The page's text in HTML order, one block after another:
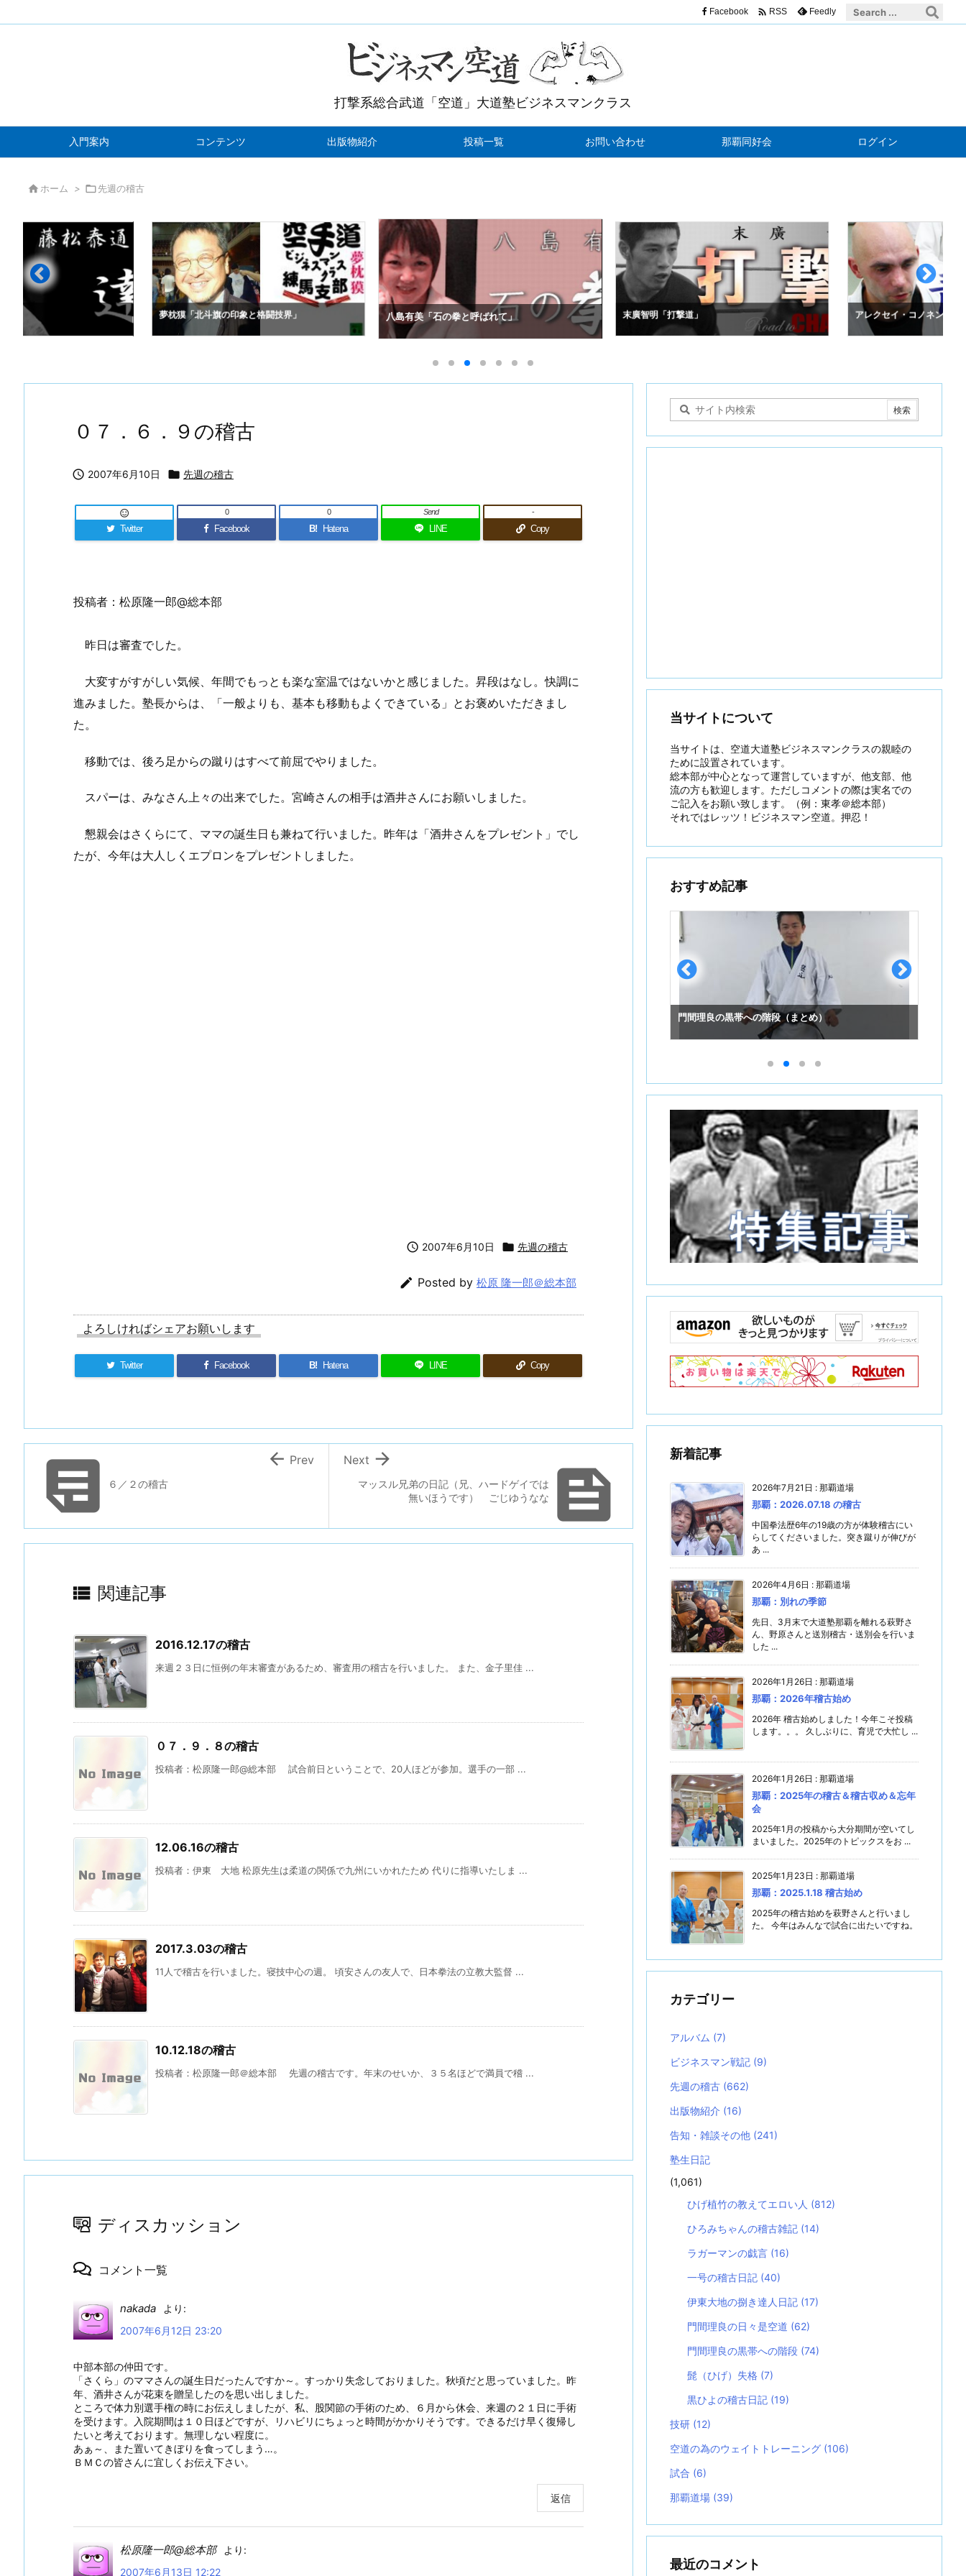
打撃系総合武道「空道」大道塾ビジネスマンクラス
入門案内 コンテンツ 出版物紹介 投稿一覧 お問い合わせ 那覇同好会 ログイン
Facebook  RSS Feedly
 ホーム > 先週の稽古
夢枕獏「北斗旗の印象と格闘技界」 八島有美「石の拳と呼ばれて」 末廣智明「打撃道」 アレクセイ・コノネンコ「
０７．６．９の稽古
 2007年6月10日  先週の稽古
Twitter

Facebook
0
B! Hatena
0
LINE
Send
Copy
-
投稿者：松原隆一郎@総本部
昨日は審査でした。
大変すがすがしい気候、年間でもっとも楽な室温ではないかと感じました。昇段はなし。快調に
進みました。塾長からは、「一般よりも、基本も移動もよくできている」とお褒めいただきまし
た。
移動では、後ろ足からの蹴りはすべて前屈でやりました。
スパーは、みなさん上々の出来でした。宮崎さんの相手は酒井さんにお願いしました。
懇親会はさくらにて、ママの誕生日も兼ねて行いました。昨年は「酒井さんをプレゼント」でし
たが、今年は大人しくエプロンをプレゼントしました。
 2007年6月10日  先週の稽古
 Posted by 松原 隆一郎＠総本部
よろしければシェアお願いします
Twitter Facebook B! Hatena LINE Copy

マッスル兄弟の日記（兄、ハードゲイでは
無いほうです） ごじゆうなな

Next
 ６／２の稽古
 Prev
 関連記事
2016.12.17の稽古
来週２３日に恒例の年末審査があるため、審査用の稽古を行いました。 また、金子里佳 ...
０７．９．８の稽古
投稿者：松原隆一郎@総本部 試合前日ということで、20人ほどが参加。選手の一部 ...
12.06.16の稽古
投稿者：伊東 大地 松原先生は柔道の関係で九州にいかれたため 代りに指導いたしま ...
2017.3.03の稽古
11人で稽古を行いました。寝技中心の週。 頃安さんの友人で、日本拳法の立教大監督 ...
10.12.18の稽古
投稿者：松原隆一郎＠総本部 先週の稽古です。年末のせいか、３５名ほどで満員で稽 ...
ディスカッション
コメント一覧
nakada
より:
2007年6月12日 23:20
中部本部の仲田です。
「さくら」のママさんの誕生日だったんですか～。すっかり失念しておりました。秋頃だと思っていました。昨
年、酒井さんが花束を贈呈したのを思い出しました。
ところで体力別選手権の時にお伝えしましたが、私、股関節の手術のため、６月から休会、来週の２１日に手術
を受けます。入院期間は１０日ほどですが、リハビリにちょっと時間がかかりそうです。できるだけ早く復帰し
たいと考えております。無理しない程度に。
あぁ～、また置いてきぼりを食ってしまう…。
ＢＭＣの皆さんに宜しくお伝え下さい。
返信
松原隆一郎@総本部
より:
2007年6月13日 12:22
当サイトについて
当サイトは、空道大道塾ビジネスマンクラスの親睦の
ために設置されています。
総本部が中心となって運営していますが、他支部、他
流の方も歓迎します。ただしコメントの際は実名での
ご記入をお願い致します。（例：東孝＠総本部）
それではレッツ！ビジネスマン空道。押忍！
おすすめ記事
門間理良の黒帯への階段（まとめ）
新着記事
2026年7月21日 : 那覇道場
那覇：2026.07.18 の稽古
中国拳法歴6年の19歳の方が体験稽古にい
らしてくださいました。突き蹴りが伸びが
あ ...
2026年4月6日 : 那覇道場
那覇：別れの季節
先日、3月末で大道塾那覇を離れる萩野さ
ん、野原さんと送別稽古・送別会を行いま
した ...
2026年1月26日 : 那覇道場
那覇：2026年稽古始め
2026年 稽古始めしました！今年こそ投稿
します。。。 久しぶりに、育児で大忙し ...
2026年1月26日 : 那覇道場
那覇：2025年の稽古＆稽古収め＆忘年
会
2025年1月の投稿から大分期間が空いてし
まいました。2025年のトピックスをお ...
2025年1月23日 : 那覇道場
那覇：2025.1.18 稽古始め
2025年の稽古始めを萩野さんと行いまし
た。 今年はみんなで試合に出たいですね。
カテゴリー
アルバム (7)
ビジネスマン戦記 (9)
先週の稽古 (662)
出版物紹介 (16)
告知・雑談その他 (241)
塾生日記
(1,061)
ひげ植竹の教えてエロい人 (812)
ひろみちゃんの稽古雑記 (14)
ラガーマンの戯言 (16)
一号の稽古日記 (40)
伊東大地の捌き達人日記 (17)
門間理良の日々是空道 (62)
門間理良の黒帯への階段 (74)
髭（ひげ）失格 (7)
黒ひよの稽古日記 (19)
技研 (12)
空道の為のウェイトトレーニング (106)
試合 (6)
那覇道場 (39)
最近のコメント